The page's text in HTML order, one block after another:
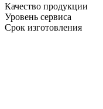
Качество продукции
Уровень сервиса
Срок изготовления